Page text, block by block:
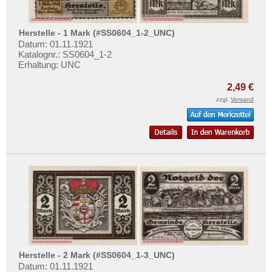
Hohenfriedeberg
Hohenwestedt
Hohndorf
Höhscheid
Honnef
Horb
Horn
Hornberg
Horneburg
Horst-Emscher
Testbanknoten
Banknotenbriefe
Kataloge
Aufbewahrung
Informationen
Preislisten
Ankauf
Erhaltungsgrade
Gratisbanknoten
FAQ
Herstelle - 1 Mark (#SS0604_1-2_UNC)
Datum: 01.11.1921
Katalognr.: SS0604_1-2
Erhaltung: UNC
2,49 €
zzgl. Versand
Herstelle - 2 Mark (#SS0604_1-3_UNC)
Datum: 01.11.1921